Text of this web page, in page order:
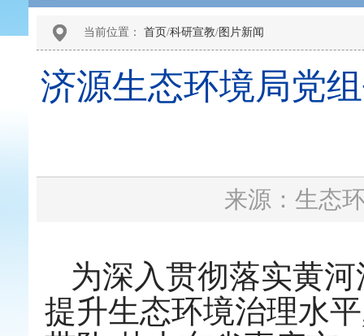
当前位置： 首页/科研宣教/图片新闻
济源生态环境局党
来源：生
为深入贯彻落实黄
提升生态环境治理水